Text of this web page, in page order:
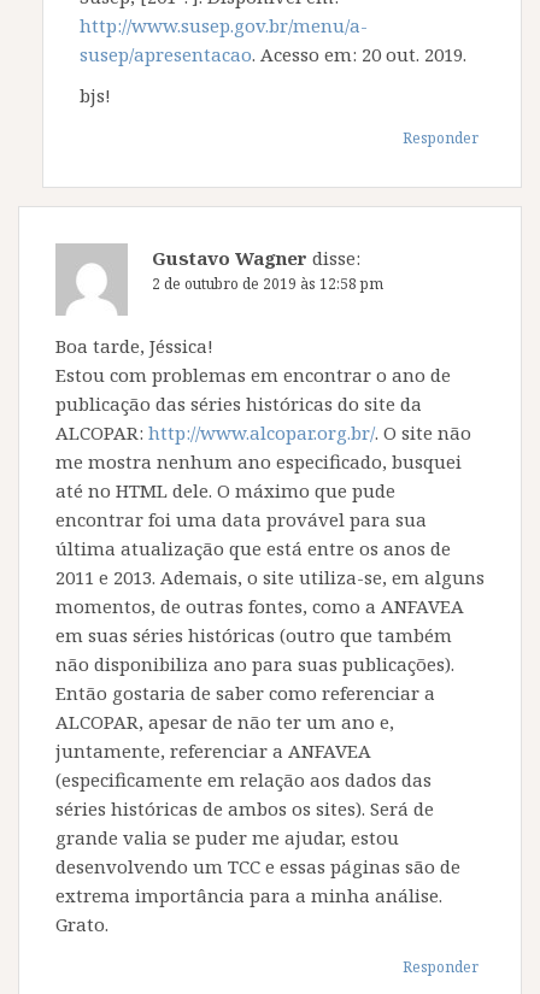
http://www.susep.gov.br/menu/a-
susep/apresentacao. Acesso em: 20 out. 2019.
bjs!
Responder
Gustavo Wagner disse:
2 de outubro de 2019 às 12:58 pm
Boa tarde, Jéssica!
Estou com problemas em encontrar o ano de
publicação das séries históricas do site da
ALCOPAR: http://www.alcopar.org.br/. O site não
me mostra nenhum ano especificado, busquei
até no HTML dele. O máximo que pude
encontrar foi uma data provável para sua
última atualização que está entre os anos de
2011 e 2013. Ademais, o site utiliza-se, em alguns
momentos, de outras fontes, como a ANFAVEA
em suas séries históricas (outro que também
não disponibiliza ano para suas publicações).
Então gostaria de saber como referenciar a
ALCOPAR, apesar de não ter um ano e,
juntamente, referenciar a ANFAVEA
(especificamente em relação aos dados das
séries históricas de ambos os sites). Será de
grande valia se puder me ajudar, estou
desenvolvendo um TCC e essas páginas são de
extrema importância para a minha análise.
Grato.
Responder